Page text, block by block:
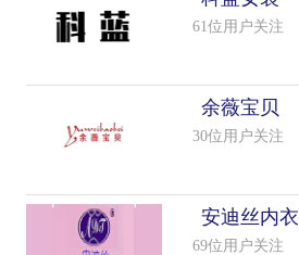
61位用户关注
余薇宝贝
30位用户关注
安迪丝内衣
69位用户关注